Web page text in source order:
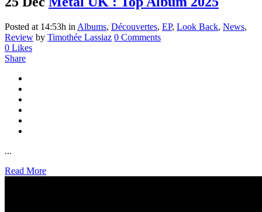
Posted at 14:53h in Albums, Découvertes, EP, Look Back, News,
Review by Timothée Lassiaz 0 Comments
0 Likes
Share
...
Read More